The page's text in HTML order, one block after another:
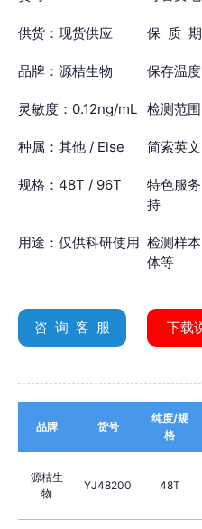
供货：现货供应 保 质
品牌：源桔生物 保存温
灵敏度：0.12ng/mL 检测范
种属：其他 / Else 简索英
规格：48T / 96T
特色服
持
用途：仅供科研使用 检测样
体等
咨 询 客 服 下载
品牌 货号
纯度/规
格
源桔生
物
YJ48200 48T